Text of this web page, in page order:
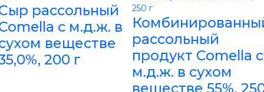
рассольный
с м.д.ж. в
веществе
200 г
рассольный
продукт Comella с
м.д.ж. в сухом
веществе 55%,